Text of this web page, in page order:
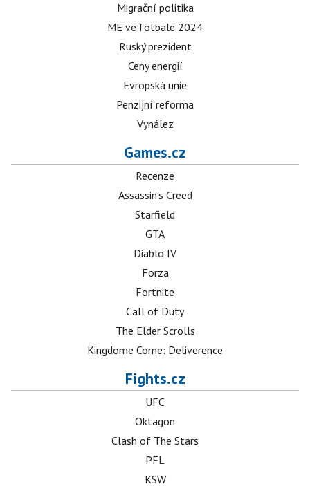
Migrační politika
ME ve fotbale 2024
Ruský prezident
Ceny energií
Evropská unie
Penzijní reforma
Vynález
Games.cz
Recenze
Assassin's Creed
Starfield
GTA
Diablo IV
Forza
Fortnite
Call of Duty
The Elder Scrolls
Kingdome Come: Deliverence
Fights.cz
UFC
Oktagon
Clash of The Stars
PFL
KSW